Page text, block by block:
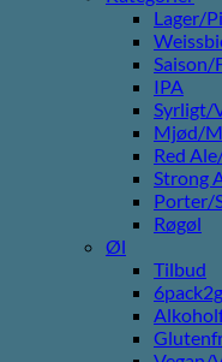
Lager/
Saison/
IPA
Syrligt/
Mjød/
Red
Strong
Porter/
Røgøl
Øl
Tilbud